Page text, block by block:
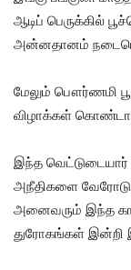
ஆடிப் பெருக்கில்
அன்னதானம்
மேலும் பௌர்ணமி
விழாக்கள்
இந்த வெட்டுடையார்
அநீதிகளை வேரோடு
அனைவரும் இந்த
துரோகங்கள் இன்றி